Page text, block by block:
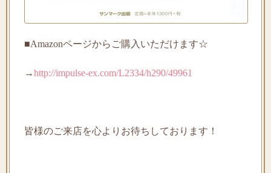
■Amazonページからご購入いただけます☆
→http://impulse-ex.com/L2334/h290/49961
皆様のご来店を心よりお待ちしております！